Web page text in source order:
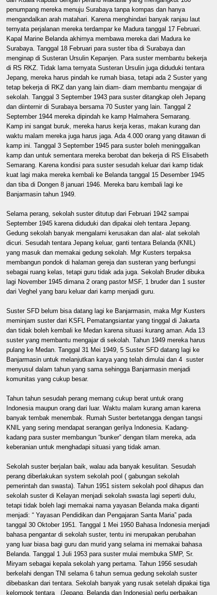
penumpang mereka menuju Surabaya tanpa kompas dan hanya
mengandalkan arah matahari. Karena menghindari banyak ranjau laut
ternyata perjalanan mereka terdampar ke Madura tanggal 17 Februari.
Kapal Marine Belanda akhirnya membawa mereka dari Madura ke
Surabaya. Tanggal 18 Februari para suster tiba di Surabaya dan
menginap di Susteran Ursulin Kepanjen. Para suster membantu bekerja
di RS RKZ. Tidak lama ternyata Susteran Ursulin juga diduduki tentara
Jepang, mereka harus pindah ke rumah biasa, tetapi ada 2 Suster yang
tetap bekerja di RKZ dan yang lain diam- diam membantu mengajar di
sekolah. Tanggal 3 September 1943 para suster ditangkap oleh Jepang
dan diinternir di Surabaya bersama 70 Suster yang lain. Tanggal 2
September 1944 mereka dipindah ke kamp Halmahera Semarang.
Kamp ini sangat buruk, mereka harus kerja keras, makan kurang dan
waktu malam mereka juga harus jaga. Ada 4.000 orang yang ditawan di
kamp ini. Tanggal 3 September 1945 para suster boleh meninggalkan
kamp dan untuk sementara mereka berobat dan bekerja di RS Elisabeth
Semarang. Karena kondisi para suster sesudah keluar dari kamp tidak
kuat lagi maka mereka kembali ke Belanda tanggal 15 Desember 1945
dan tiba di Dongen 8 januari 1946. Mereka baru kembali lagi ke
Banjarmasin tahun 1949.
Selama perang, sekolah suster ditutup dari Februari 1942 sampai
September 1945 karena diduduki dan dipakai oleh tentara Jepang.
Gedung sekolah banyak mengalami kerusakan dan alat- alat sekolah
dicuri. Sesudah tentara Jepang keluar, ganti tentara Belanda (KNIL)
yang masuk dan memakai gedung sekolah. Mgr Kusters terpaksa
membangun pondok di halaman gereja dan susteran yang berfungsi
sebagai ruang kelas, tetapi guru tidak ada juga. Sekolah Bruder dibuka
lagi November 1945 dimana 2 orang pastor MSF, 1 bruder dan 1 suster
dari Veghel yang baru keluar dari kamp menjadi guru.
Suster SFD belum bisa datang lagi ke Banjarmasin, maka Mgr Kusters
meminjam suster dari KSFL Pematangsiantar yang tinggal di Jakarta
dan tidak boleh kembali ke Medan karena situasi kurang aman. Ada 13
suster yang membantu mengajar di sekolah. Tahun 1949 mereka harus
pulang ke Medan. Tanggal 31 Mei 1949, 5 Suster SFD datang lagi ke
Banjarmasin untuk melanjutkan karya yang telah dimulai dan 4 suster
menyusul dalam tahun yang sama sehingga Banjarmasin menjadi
komunitas yang cukup besar.
Tahun tahun sesudah perang memang cukup berat untuk orang
Indonesia maupun orang dari luar. Waktu malam kurang aman karena
banyak tembak menembak. Rumah Suster bertetangga dengan tangsi
KNIL yang sering mendapat serangan gerilya Indonesia. Kadang-
kadang para suster membangun “bunker” dengan tilam mereka, ada
keberanian untuk menghadapi situasi yang tidak aman.
Sekolah suster berjalan baik, walau ada banyak kesulitan. Sesudah
perang diberlakukan system sekolah pool ( gabungan sekolah
pemerintah dan swasta). Tahun 1951 sistem sekolah pool dihapus dan
sekolah suster di Kelayan menjadi sekolah swasta lagi seperti dulu,
tetapi tidak boleh lagi memakai nama yayasan Belanda maka diganti
menjadi: “ Yayasan Pendidikan dan Pengajaran Santa Maria” pada
tanggal 30 Oktober 1951. Tanggal 1 Mei 1950 Bahasa Indonesia menjadi
bahasa pengantar di sekolah suster, tentu ini merupakan perubahan
yang luar biasa bagi guru dan murid yang selama ini memakai bahasa
Belanda. Tanggal 1 Juli 1953 para suster mulai membuka SMP, Sr.
Miryam sebagai kepala sekolah yang pertama. Tahun 1956 sesudah
berkelahi dengan TNI selama 6 tahun semua gedung sekolah suster
dibebaskan dari tentara. Sekolah banyak yang rusak setelah dipakai tiga
kelompok tentara (Jepang, Belanda dan Indonesia) perlu perbaikan